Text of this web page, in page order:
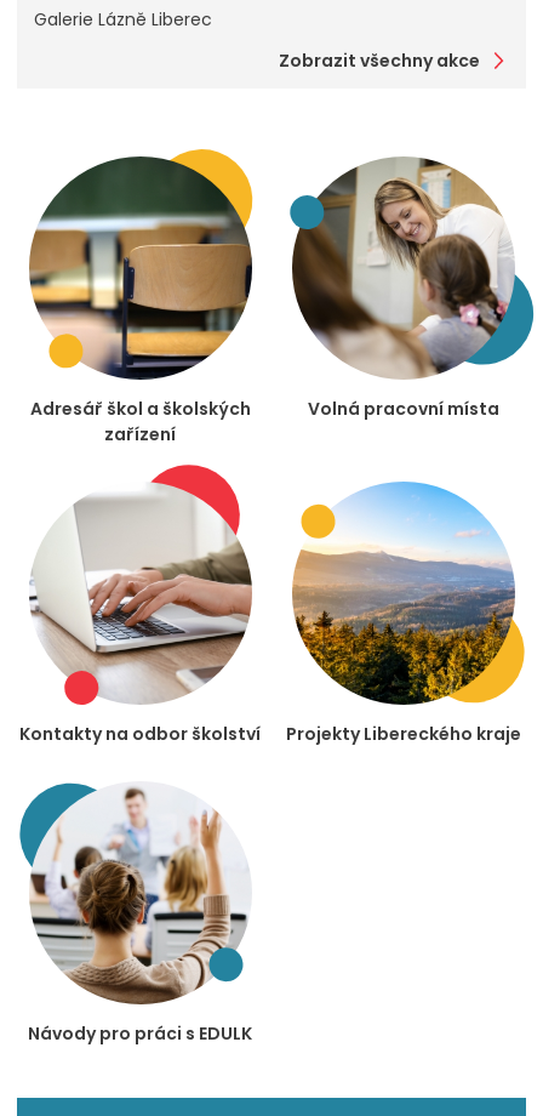
Galerie Lázně Liberec
Zobrazit všechny akce
Adresář škol a školských
zařízení
Volná pracovní místa
Kontakty na odbor školství Projekty Libereckého kraje
Návody pro práci s EDULK